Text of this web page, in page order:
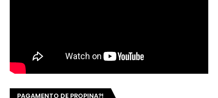
PAGAMENTO DE PROPINA?!